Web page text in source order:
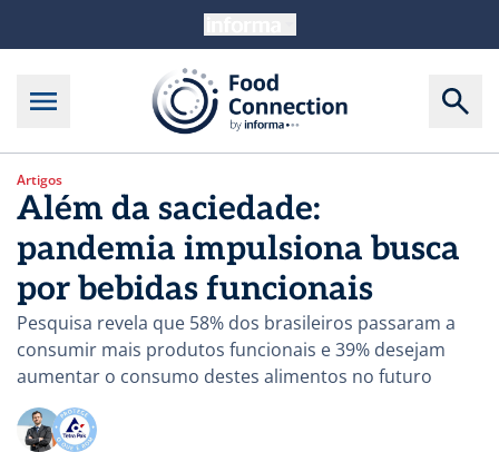
Artigos
Além da saciedade:
pandemia impulsiona busca
por bebidas funcionais
Pesquisa revela que 58% dos brasileiros passaram a
consumir mais produtos funcionais e 39% desejam
aumentar o consumo destes alimentos no futuro